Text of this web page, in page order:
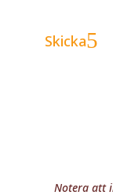
Skicka
Notera att